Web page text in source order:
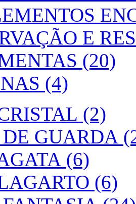
E
(20)
(4)
(2)
DE GUARDA
(6)
(6)